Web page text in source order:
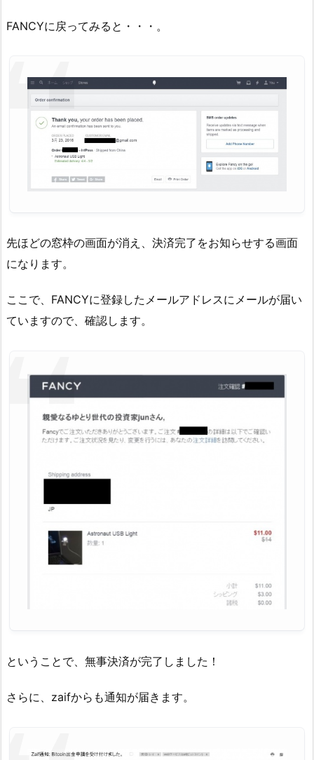
FANCYに戻ってみると・・・。
先ほどの窓枠の画面が消え、決済完了をお知らせする画面
になります。
ここで、FANCYに登録したメールアドレスにメールが届い
ていますので、確認します。
ということで、無事決済が完了しました！
さらに、zaifからも通知が届きます。